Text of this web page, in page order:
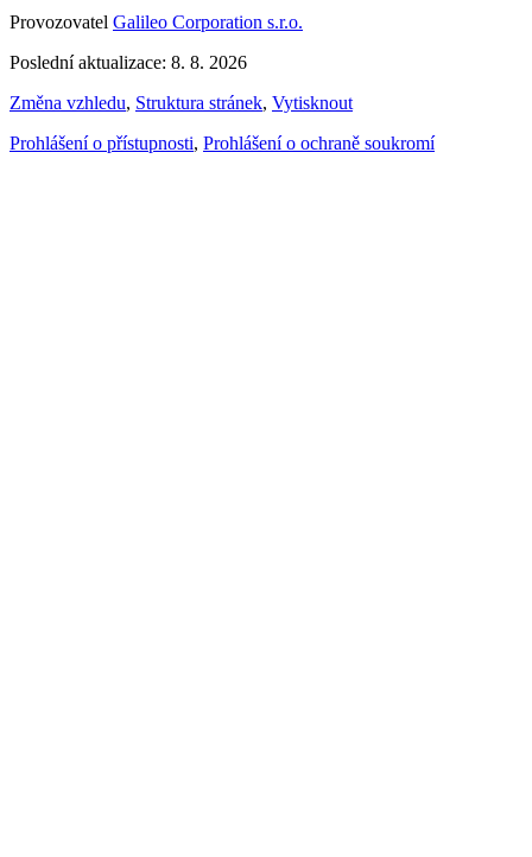
Provozovatel Galileo Corporation s.r.o.
Poslední aktualizace: 8. 8. 2026
Změna vzhledu, Struktura stránek, Vytisknout
Prohlášení o přístupnosti, Prohlášení o ochraně soukromí